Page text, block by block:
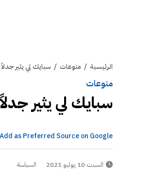
الرئيسية / منوعات / سبايك لي يثير
منوعات
سبايك لي يثير
Add as Preferred Source on Google
السبت 10 يوليو 2021 السياسة